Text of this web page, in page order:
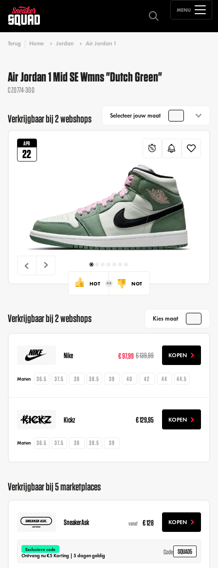
MENU
Terug Home Jordan Air Jordan 1
Air Jordan 1 Mid SE Wmns "Dutch Green"
CZ0774-300
Verkrijgbaar bij 2 webshops Selecteer jouw maat
APR
22
HOT NOT
Verkrijgbaar bij 2 webshops Kies maat
Nike € 97,99 € 139,99 KOPEN
Maten 36.5 37.5 38 38.5 39 40 42 44 44.5
Kickz € 129,95 KOPEN
Maten 36.5 37.5 38 38.5 39
Verkrijgbaar bij 5 marketplaces
SneakerAsk vanaf € 128 KOPEN
Exclusieve code
Ontvang nu €5 Korting | 5 dagen geldig
Code SQUAD5